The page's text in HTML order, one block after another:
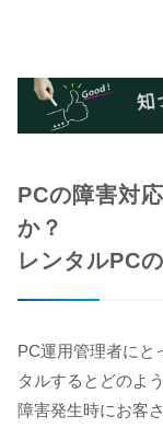
PCの障害対
か？
レンタルPC
PC運用管理者にと
タルするとどのよ
障害発生時にお客